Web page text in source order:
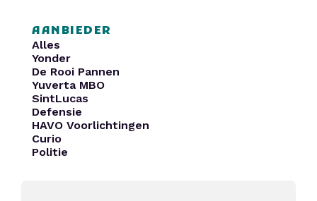
AANBIEDER
Alles
Yonder
De Rooi Pannen
Yuverta MBO
SintLucas
Defensie
HAVO Voorlichtingen
Curio
Politie